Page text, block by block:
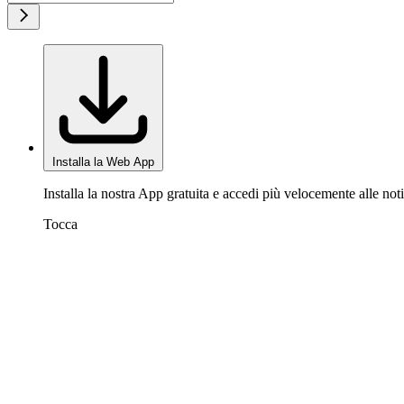
Installa la Web App
Installa la nostra App gratuita e accedi più velocemente alle
Tocca